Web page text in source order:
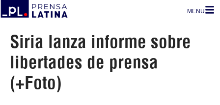
MENU
Siria lanza informe sobre
libertades de prensa
(+Foto)